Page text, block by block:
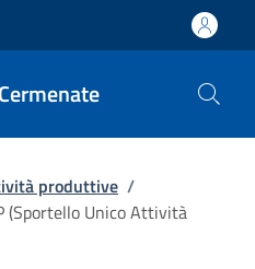
produttive /
(Sportello Unico Attività